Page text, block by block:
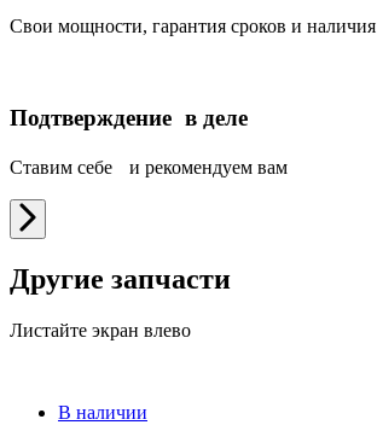
Свои мощности, гарантия сроков и наличия
Подтверждение в деле
Ставим себе и рекомендуем вам
Другие запчасти
Листайте экран влево
В наличии